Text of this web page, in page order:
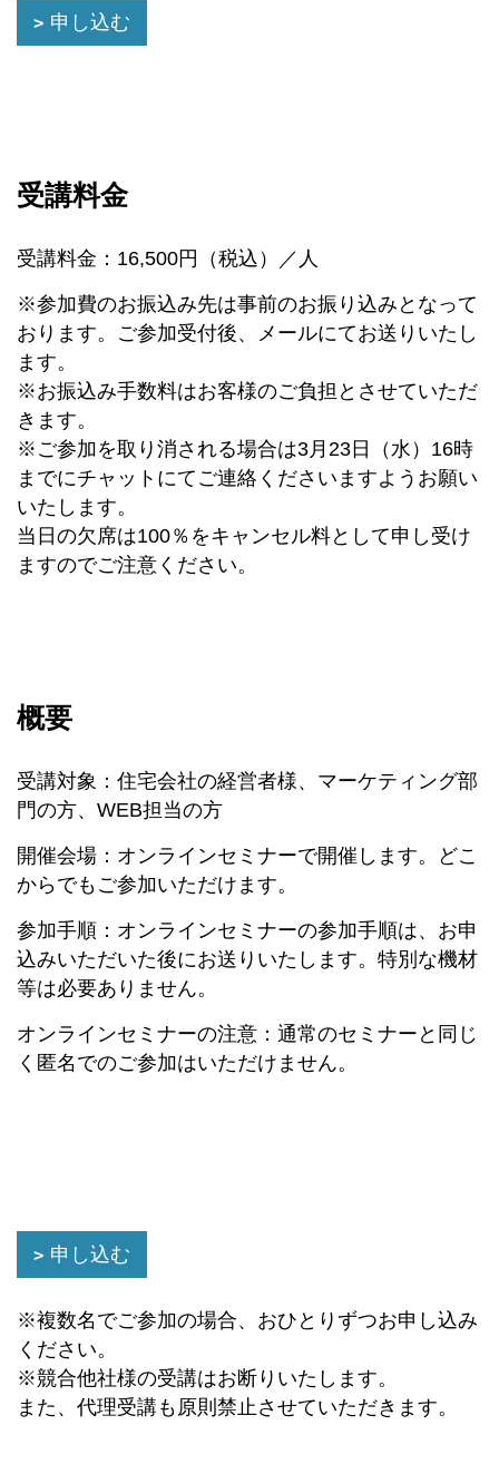
申し込む
受講料金
受講料金：16,500円（税込）／人
※参加費のお振込み先は事前のお振り込みとなって
おります。ご参加受付後、メールにてお送りいたし
ます。
※お振込み手数料はお客様のご負担とさせていただ
きます。
※ご参加を取り消される場合は3月23日（水）16時
までにチャットにてご連絡くださいますようお願い
いたします。
当日の欠席は100％をキャンセル料として申し受け
ますのでご注意ください。
概要
受講対象：住宅会社の経営者様、マーケティング部
門の方、WEB担当の方
開催会場：オンラインセミナーで開催します。どこ
からでもご参加いただけます。
参加手順：オンラインセミナーの参加手順は、お申
込みいただいた後にお送りいたします。特別な機材
等は必要ありません。
オンラインセミナーの注意：通常のセミナーと同じ
く匿名でのご参加はいただけません。
申し込む
※複数名でご参加の場合、おひとりずつお申し込み
ください。
※競合他社様の受講はお断りいたします。
また、代理受講も原則禁止させていただきます。